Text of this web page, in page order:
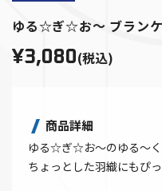
ゆる☆ぎ☆お～ ブラン
¥3,080(税込)
商品詳細
ゆる☆ぎ☆お～のゆる～く
ちょっとした羽織にもぴっ